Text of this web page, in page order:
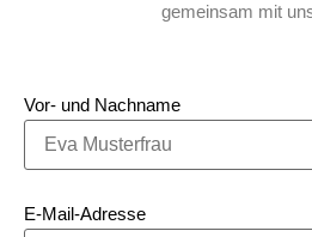
gemeinsam mit
Vor- und Nachname
E-Mail-Adresse